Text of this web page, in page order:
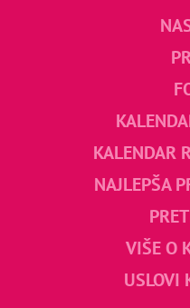
KALENDAR
NAJLEPŠA
VIŠE O
USLOVI